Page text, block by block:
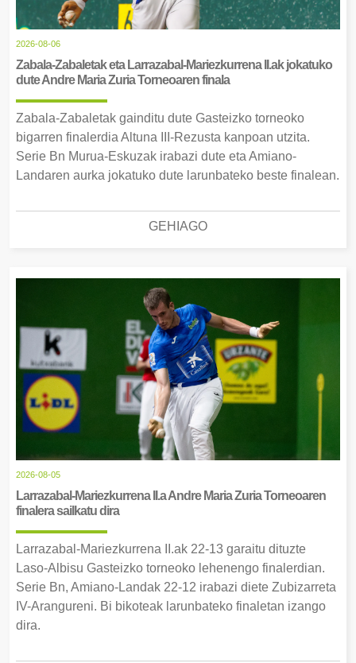
2026-08-06
Zabala-Zabaletak eta Larrazabal-Mariezkurrena II.ak jokatuko
dute Andre Maria Zuria Torneoaren finala
Zabala-Zabaletak gainditu dute Gasteizko torneoko
bigarren finalerdia Altuna III-Rezusta kanpoan utzita.
Serie Bn Murua-Eskuzak irabazi dute eta Amiano-
Landaren aurka jokatuko dute larunbateko beste finalean.
GEHIAGO
2026-08-05
Larrazabal-Mariezkurrena II.a Andre Maria Zuria Torneoaren
finalera sailkatu dira
Larrazabal-Mariezkurrena II.ak 22-13 garaitu dituzte
Laso-Albisu Gasteizko torneoko lehenengo finalerdian.
Serie Bn, Amiano-Landak 22-12 irabazi diete Zubizarreta
IV-Arangureni. Bi bikoteak larunbateko finaletan izango
dira.